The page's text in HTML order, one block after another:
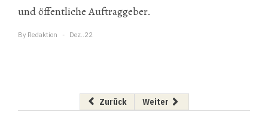
und öffentliche Auftraggeber.
By Redaktion Dez..22
Vorheriger Beitrag: Bechtle:
Zurück Nächster Beitrag: Trends, die
Weiter